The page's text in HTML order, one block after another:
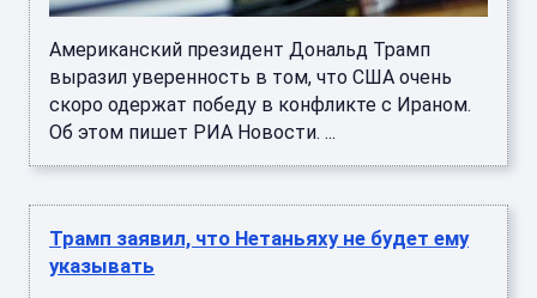
Американский президент Дональд Трамп
выразил уверенность в том, что США очень
скоро одержат победу в конфликте с Ираном.
Об этом пишет РИА Новости. ...
Трамп заявил, что Нетаньяху не будет ему
указывать